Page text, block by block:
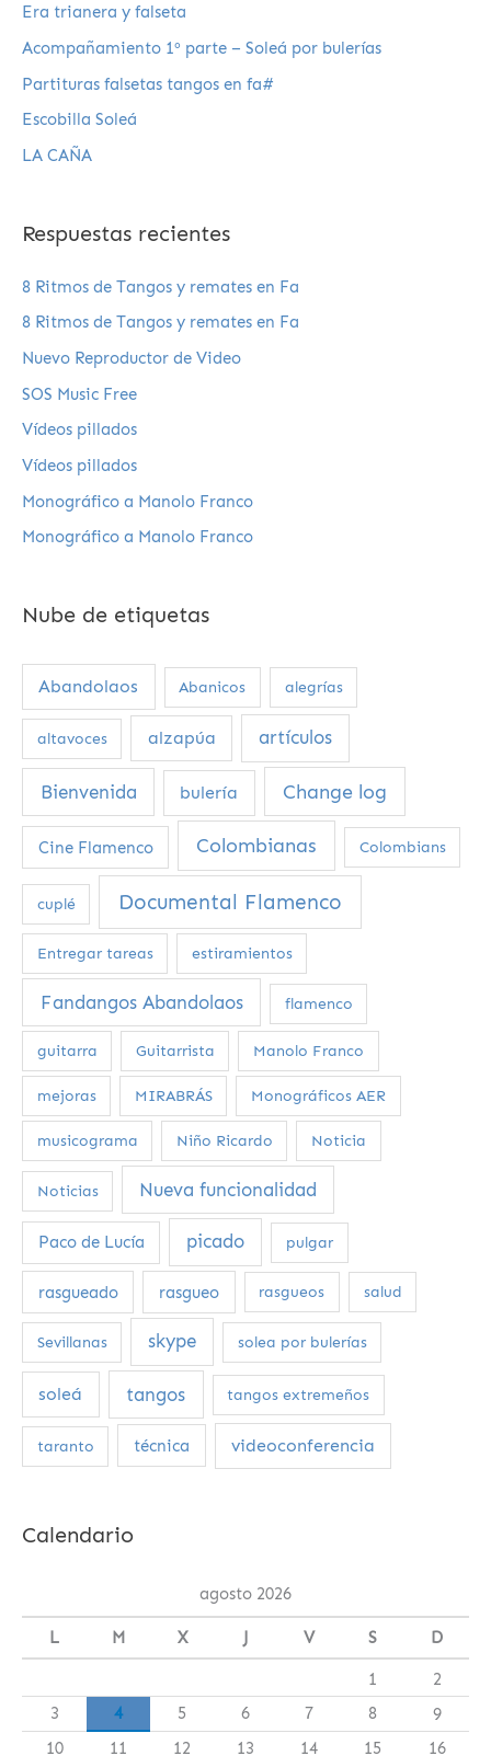
Era trianera y falseta
Acompañamiento 1º parte – Soleá por bulerías
Partituras falsetas tangos en fa#
Escobilla Soleá
LA CAÑA
Respuestas recientes
8 Ritmos de Tangos y remates en Fa
8 Ritmos de Tangos y remates en Fa
Nuevo Reproductor de Video
SOS Music Free
Vídeos pillados
Vídeos pillados
Monográfico a Manolo Franco
Monográfico a Manolo Franco
Nube de etiquetas
Abandolaos Abanicos alegrías
altavoces alzapúa artículos
Bienvenida bulería Change log
Cine Flamenco Colombianas Colombians
cuplé Documental Flamenco
Entregar tareas estiramientos
Fandangos Abandolaos flamenco
guitarra Guitarrista Manolo Franco
mejoras MIRABRÁS Monográficos AER
musicograma Niño Ricardo Noticia
Noticias Nueva funcionalidad
Paco de Lucía picado pulgar
rasgueado rasgueo rasgueos salud
Sevillanas skype solea por bulerías
soleá tangos tangos extremeños
taranto técnica videoconferencia
Calendario
agosto 2026
L M X J V S D
1
2
3
4 5 6 7 8
9
10
11 12 13 14 15 16